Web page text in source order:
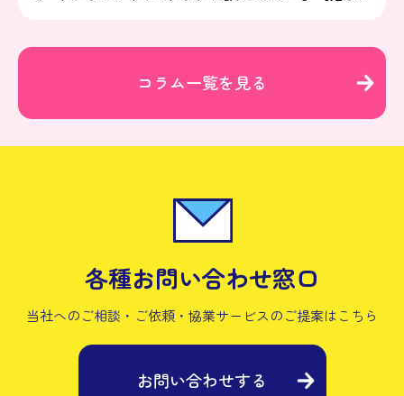
コラム一覧を見る
各種お問い合わせ窓口
当社へのご相談・ご依頼・協業サービスのご提案はこちら
お問い合わせする